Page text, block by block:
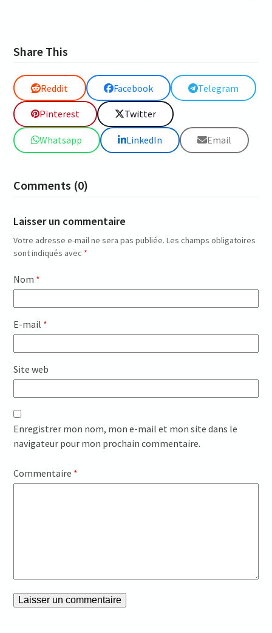
Share This
Reddit Facebook Telegram
Pinterest Twitter
Whatsapp LinkedIn Email
Comments (0)
Laisser un commentaire
Votre adresse e-mail ne sera pas publiée. Les champs obligatoires
sont indiqués avec *
Nom *
E-mail *
Site web
Enregistrer mon nom, mon e-mail et mon site dans le
navigateur pour mon prochain commentaire.
Commentaire *